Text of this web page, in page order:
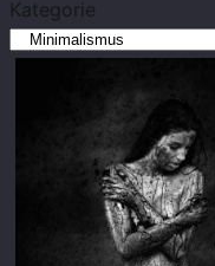
Kategorie